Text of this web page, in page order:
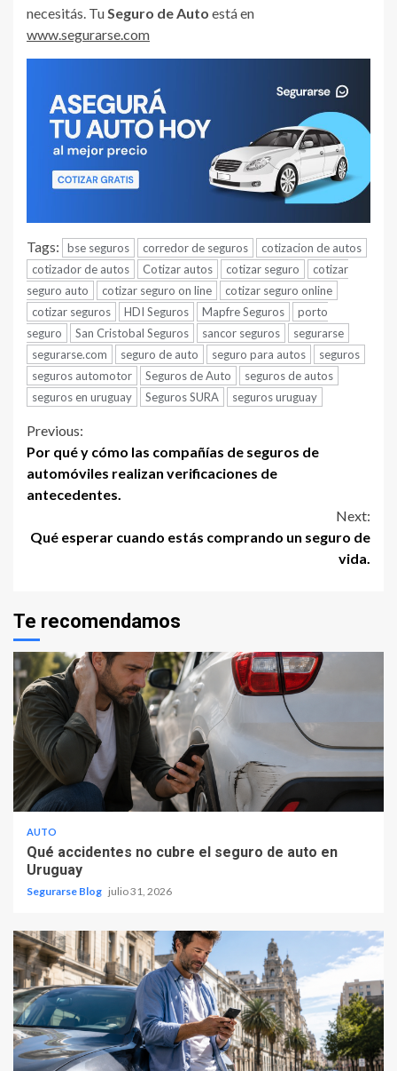
necesitás. TuSeguro de Auto está en
www.segurarse.com
Tags: bse seguros corredor de seguros
cotizacion de autos
cotizador de autos
Cotizar autos cotizar seguro
cotizar
seguro auto
cotizar seguro on line
cotizar seguro online
cotizar seguros
HDI Seguros Mapfre Seguros
porto
seguro
San Cristobal Seguros sancor seguros
segurarse
segurarse.com
seguro de auto seguro para autos
seguros
seguros automotor
Seguros de Auto
seguros de autos
seguros en uruguay
Seguros SURA seguros uruguay
Continue
Reading
Previous:
Por qué y cómo las compañías de seguros de
automóviles realizan verificaciones de
antecedentes.
Next:
Qué esperar cuando estás comprando un seguro de
vida.
Te recomendamos
AUTO
Qué accidentes no cubre el seguro de auto en
Uruguay
Segurarse Blog julio 31, 2026